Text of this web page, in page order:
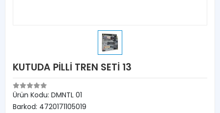
KUTUDA PİLLİ TREN SETİ 13
Ürün Kodu: DMNTL 01
Barkod: 4720171105019